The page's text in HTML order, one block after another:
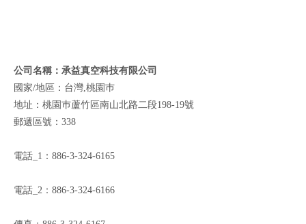
公司名稱：承益真空科技有限公司
國家/地區：台灣,桃園巿
地址：桃園巿蘆竹區南山北路二段198-19號
郵遞區號：338
電話_1：886-3-324-6165
電話_2：886-3-324-6166